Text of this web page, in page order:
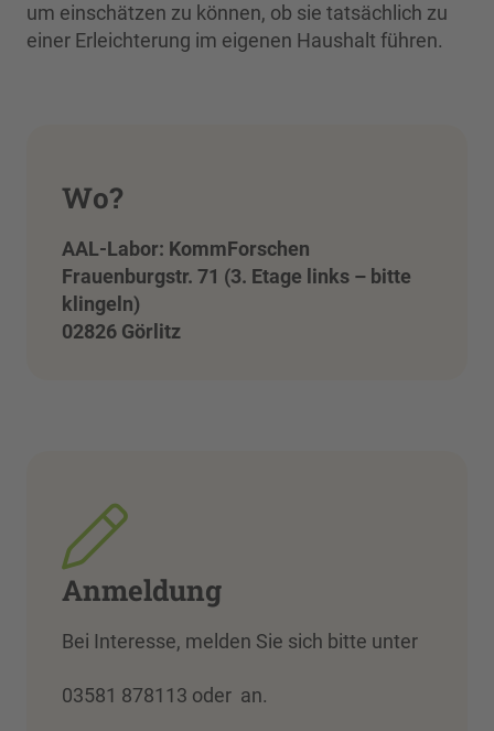
um einschätzen zu können, ob sie tatsächlich zu
einer Erleichterung im eigenen Haushalt führen.
Wo?
AAL-Labor: KommForschen
Frauenburgstr. 71 (3. Etage links – bitte
klingeln)
02826 Görlitz
Anmeldung
Bei Interesse, melden Sie sich bitte unter
03581 878113 oder an.